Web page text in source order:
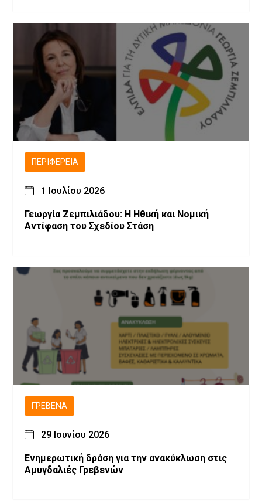
ΠΕΡΙΦΈΡΕΙΑ
1 Ιουλίου 2026
Γεωργία Ζεμπιλιάδου: Η Ηθική και Νομική
Αντίφαση του Σχεδίου Στάση
ΓΡΕΒΕΝΆ
29 Ιουνίου 2026
Ενημερωτική δράση για την ανακύκλωση στις
Αμυγδαλιές Γρεβενών